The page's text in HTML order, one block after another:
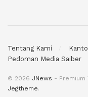
Tentang Kami
Pedoman Media Saiber
© 2026 JNews - Premium
Jegtheme.